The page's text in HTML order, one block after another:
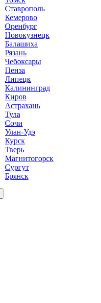
Ставрополь
Кемерово
Оренбург
Новокузнецк
Балашиха
Рязань
Чебоксары
Пенза
Липецк
Калининград
Киров
Астрахань
Тула
Сочи
Улан-Удэ
Курск
Тверь
Магнитогорск
Сургут
Брянск